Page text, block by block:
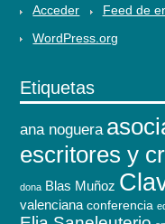
Acceder Feed de
WordPress.org
Etiquetas
ana noguera
escritores y
dona Blas Muñoz
valenciana conferencia